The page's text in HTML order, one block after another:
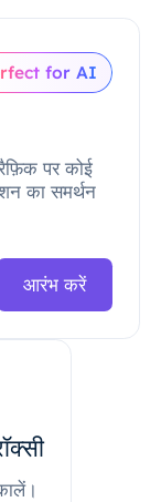
for AI
पर कोई
का समर्थन
आरंभ करें